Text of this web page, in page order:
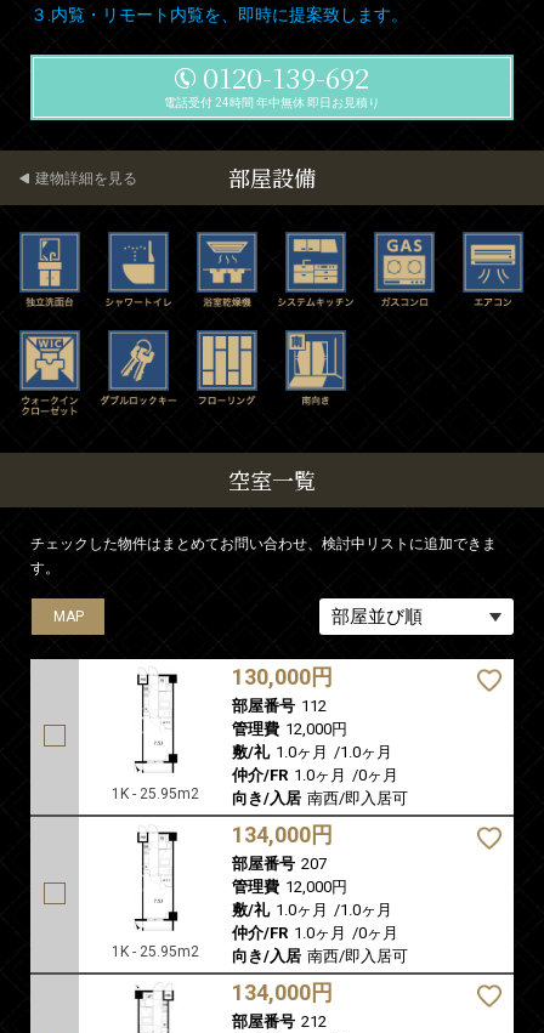
３.内覧・リモート内覧を、即時に提案致します。
0120-139-692
電話受付 24時間 年中無休 即日お見積り
部屋設備
建物詳細を見る
空室一覧
チェックした物件はまとめてお問い合わせ、検討中リストに追加できま
す。
MAP
1K - 25.95m2
130,000円
部屋番号 112
管理費 12,000円
敷/礼 1.0ヶ月 /1.0ヶ月
仲介/FR 1.0ヶ月 /0ヶ月
向き/入居 南西/即入居可
MAP
1K - 25.95m2
134,000円
部屋番号 207
管理費 12,000円
敷/礼 1.0ヶ月 /1.0ヶ月
仲介/FR 1.0ヶ月 /0ヶ月
向き/入居 南西/即入居可
MAP
134,000円
部屋番号 212
MAP
MAP